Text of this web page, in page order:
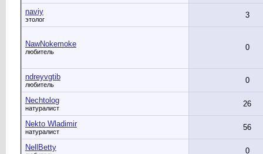
naviy
этолог 3
NawNokemoke
любитель 0
ndreyvgtib
любитель 0
Nechtolog
натуралист 26
Nekto Wladimir
натуралист 56
NellBetty 0